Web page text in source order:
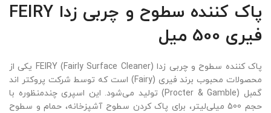
پاک کننده سطوح و چربی زدا FEIRY
فیری 500 میل
پاک کننده سطوح و چربی زدا FEIRY (Fairly Surface Cleaner) یکی از
محصولات محبوب برند فیری (Fairy) است که توسط شرکت پروکتر اند
گمبل (Procter & Gamble) تولید می‌شود. این اسپری چندمنظوره با
حجم 500 میلی‌لیتر، برای پاک کردن سطوح آشپزخانه، حمام و سطوح